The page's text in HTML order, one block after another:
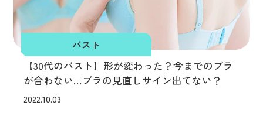
バスト
【30代のバスト】形が変わった？今までのブラ
が合わない…ブラの見直しサイン出てない？
2022.10.03